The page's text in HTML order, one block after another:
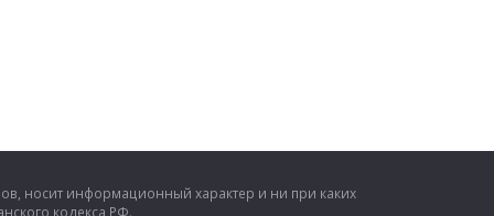
носит информационный характер и ни при каких
кодекса РФ.